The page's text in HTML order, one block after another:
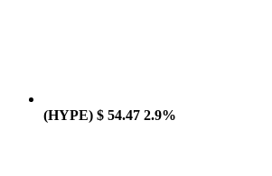
(HYPE) $ 54.47 2.9%